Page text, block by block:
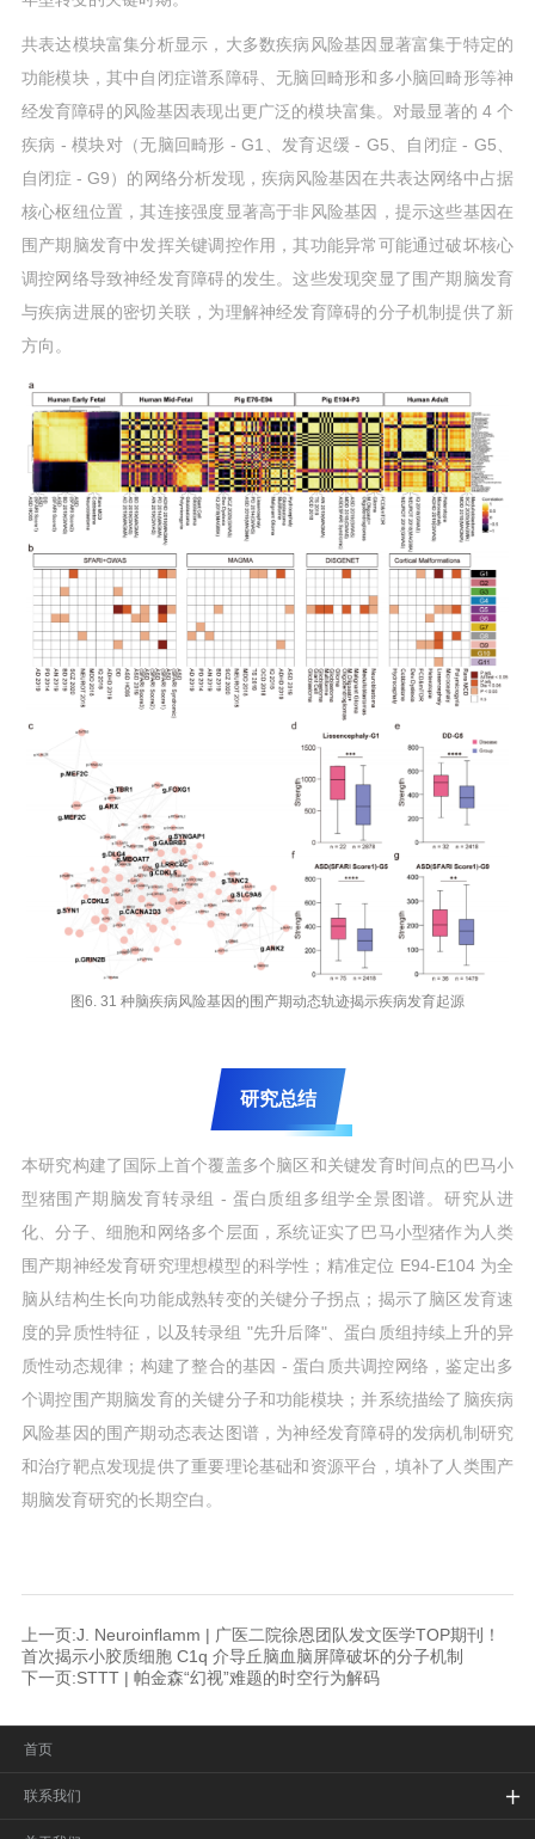
共表达模块富集分析显示，大多数疾病风险基因显著富集于特定的
功能模块，其中自闭症谱系障碍、无脑回畸形和多小脑回畸形等神
经发育障碍的风险基因表现出更广泛的模块富集。对最显著的 4 个
疾病 - 模块对（无脑回畸形 - G1、发育迟缓 - G5、自闭症 - G5、
自闭症 - G9）的网络分析发现，疾病风险基因在共表达网络中占据
核心枢纽位置，其连接强度显著高于非风险基因，提示这些基因在
围产期脑发育中发挥关键调控作用，其功能异常可能通过破坏核心
调控网络导致神经发育障碍的发生。这些发现突显了围产期脑发育
与疾病进展的密切关联，为理解神经发育障碍的分子机制提供了新
方向。
图6. 31 种脑疾病风险基因的围产期动态轨迹揭示疾病发育起源
研究总结
本研究构建了国际上首个覆盖多个脑区和关键发育时间点的巴马小
型猪围产期脑发育转录组 - 蛋白质组多组学全景图谱。研究从进
化、分子、细胞和网络多个层面，系统证实了巴马小型猪作为人类
围产期神经发育研究理想模型的科学性；精准定位 E94-E104 为全
脑从结构生长向功能成熟转变的关键分子拐点；揭示了脑区发育速
度的异质性特征，以及转录组 "先升后降"、蛋白质组持续上升的异
质性动态规律；构建了整合的基因 - 蛋白质共调控网络，鉴定出多
个调控围产期脑发育的关键分子和功能模块；并系统描绘了脑疾病
风险基因的围产期动态表达图谱，为神经发育障碍的发病机制研究
和治疗靶点发现提供了重要理论基础和资源平台，填补了人类围产
期脑发育研究的长期空白。
上一页:J. Neuroinflamm‌ | 广医二院徐恩团队发文医学TOP期刊！
首次揭示小胶质细胞 C1q 介导丘脑血脑屏障破坏的分子机制
下一页:STTT | 帕金森“幻视”难题的时空行为解码
首页
联系我们